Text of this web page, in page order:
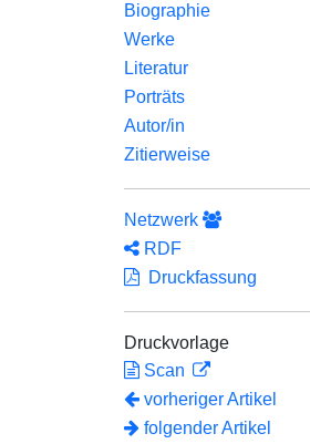
Biographie
Werke
Literatur
Porträts
Autor/in
Zitierweise
Netzwerk
RDF
Druckfassung
Druckvorlage
Scan
vorheriger Artikel
folgender Artikel